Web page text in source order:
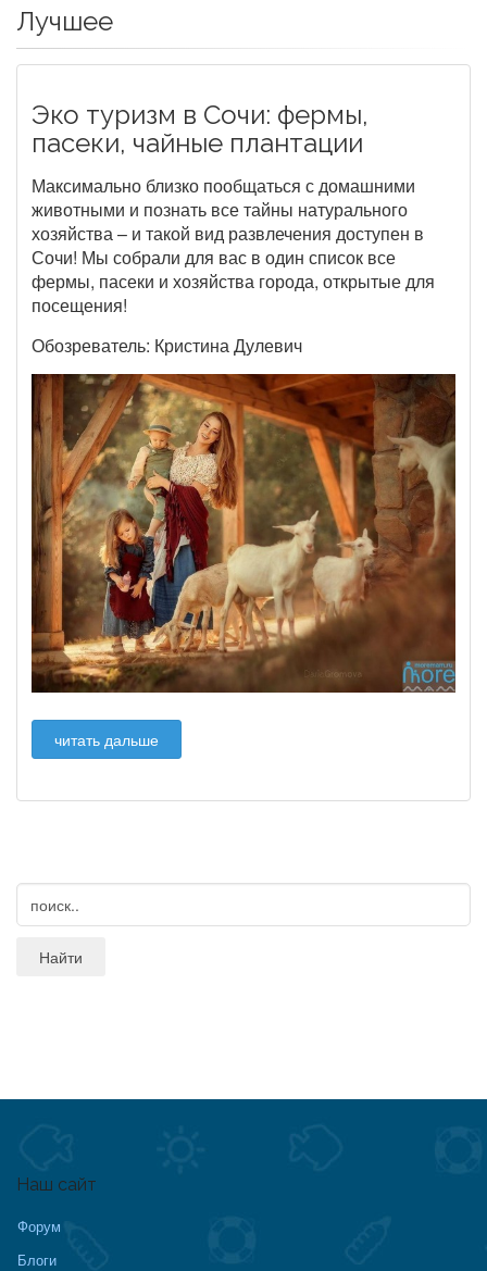
Лучшее
Эко туризм в Сочи: фермы,
пасеки, чайные плантации
Максимально близко пообщаться с домашними
животными и познать все тайны натурального
хозяйства – и такой вид развлечения доступен в
Сочи! Мы собрали для вас в один список все
фермы, пасеки и хозяйства города, открытые для
посещения!
Обозреватель: Кристина Дулевич
читать дальше
Наш сайт
Форум
Блоги